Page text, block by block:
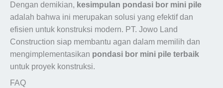
Dengan demikian, kesimpulan pondasi bor mini pile
adalah bahwa ini merupakan solusi yang efektif dan
efisien untuk konstruksi modern. PT. Jowo Land
Construction siap membantu agan dalam memilih dan
mengimplementasikan pondasi bor mini pile terbaik
untuk proyek konstruksi.
FAQ